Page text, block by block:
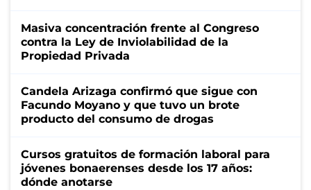
Masiva concentración frente al Congreso
contra la Ley de Inviolabilidad de la
Propiedad Privada
Candela Arizaga confirmó que sigue con
Facundo Moyano y que tuvo un brote
producto del consumo de drogas
Cursos gratuitos de formación laboral para
jóvenes bonaerenses desde los 17 años:
dónde anotarse